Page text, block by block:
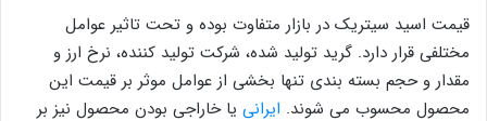
قیمت اسید سیتریک در بازار متفاوت بوده و تحت تاثیر عوامل
مختلفی قرار دارد. گرید تولید شده، شرکت تولید کننده، نرخ ارز و
مقدار و حجم بسته بندی تنها بخشی از عوامل موثر بر قیمت این
محصول محسوب می شوند. ایرانی یا خاراجی بودن محصول نیز بر